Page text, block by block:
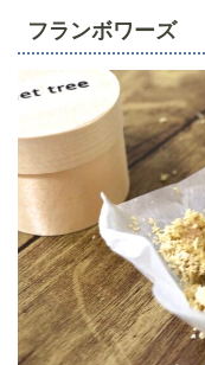
フランボワーズ